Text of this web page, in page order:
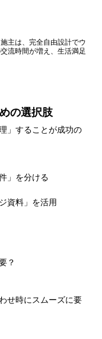
主は、完全自由設計でウ
流時間が増え、生活満足
の選択肢
」することが成功の
」を分ける
資料」を活用
？
せ時にスムーズに要